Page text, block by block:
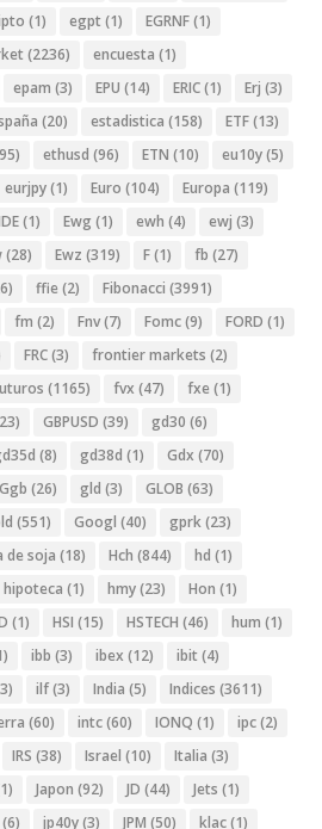
(1) egpt (1) EGRNF(1)
(2236) encuesta (1)
epam (3) EPU (14) ERIC(1) Erj (3)
(20) estadistica (158) ETF(13)
ethusd (96) ETN (10) eu10y(5)
eurjpy(1) Euro (104) Europa (119)
(1) Ewg (1) ewh (4) ewj (3)
(28) Ewz (319) F(1) fb (27)
ffie (2) Fibonacci (3991)
fm (2) Fnv(7) Fomc(9) FORD (1)
FRC(3) frontier markets (2)
(1165) fvx (47) fxe (1)
GBPUSD (39) gd30 (6)
(8) gd38d (1) Gdx (70)
Ggb (26) gld (3) GLOB (63)
(551) Googl (40) gprk(23)
de soja (18) Hch (844) hd (1)
hipoteca (1) hmy(23) Hon (1)
(1) HSI (15) HSTECH (46) hum (1)
ibb (3) ibex (12) ibit (4)
ilf(3) India (5) Indices (3611)
(60) intc(60) IONQ (1) ipc(2)
IRS (38) Israel (10) Italia (3)
Japon (92) JD (44) Jets (1)
(6) jp40y(3) JPM (50) klac(1)